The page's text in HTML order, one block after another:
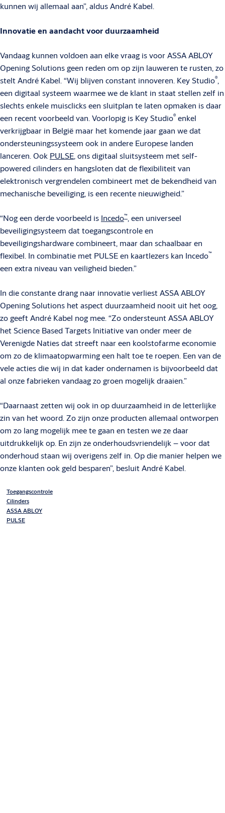
kunnen wij allemaal aan”, aldus André Kabel.
Innovatie en aandacht voor duurzaamheid
Vandaag kunnen voldoen aan elke vraag is voor ASSA ABLOY
Opening Solutions geen reden om op zijn lauweren te rusten, zo
stelt André Kabel. “Wij blijven constant innoveren. Key Studio®,
een digitaal systeem waarmee we de klant in staat stellen zelf in
slechts enkele muisclicks een sluitplan te laten opmaken is daar
een recent voorbeeld van. Voorlopig is Key Studio® enkel
verkrijgbaar in België maar het komende jaar gaan we dat
ondersteuningssysteem ook in andere Europese landen
lanceren. Ook PULSE, ons digitaal sluitsysteem met self-
powered cilinders en hangsloten dat de flexibiliteit van
elektronisch vergrendelen combineert met de bekendheid van
mechanische beveiliging, is een recente nieuwigheid.”
“Nog een derde voorbeeld is Incedo™, een universeel
beveiligingsysteem dat toegangscontrole en
beveiligingshardware combineert, maar dan schaalbaar en
flexibel. In combinatie met PULSE en kaartlezers kan Incedo™
een extra niveau van veiligheid bieden.”
In die constante drang naar innovatie verliest ASSA ABLOY
Opening Solutions het aspect duurzaamheid nooit uit het oog,
zo geeft André Kabel nog mee. “Zo ondersteunt ASSA ABLOY
het Science Based Targets Initiative van onder meer de
Verenigde Naties dat streeft naar een koolstofarme economie
om zo de klimaatopwarming een halt toe te roepen. Een van de
vele acties die wij in dat kader ondernamen is bijvoorbeeld dat
al onze fabrieken vandaag zo groen mogelijk draaien.”
“Daarnaast zetten wij ook in op duurzaamheid in de letterlijke
zin van het woord. Zo zijn onze producten allemaal ontworpen
om zo lang mogelijk mee te gaan en testen we ze daar
uitdrukkelijk op. En zijn ze onderhoudsvriendelijk – voor dat
onderhoud staan wij overigens zelf in. Op die manier helpen we
onze klanten ook geld besparen”, besluit André Kabel.
Toegangscontrole
Cilinders
ASSA ABLOY
PULSE